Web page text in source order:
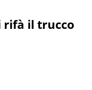
rifà il trucco